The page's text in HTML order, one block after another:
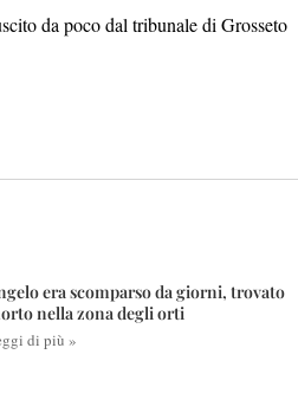
da poco dal tribunale di Grosseto
era scomparso da giorni, trovato
nella zona degli orti
di più »